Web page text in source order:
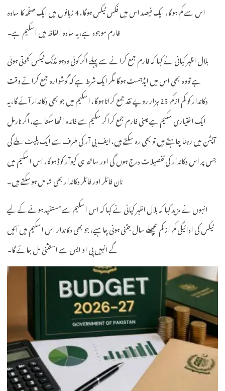
اس سے کم ہوگا، ایک فیصد اس میں فکس ٹیکس ہوگا، 4 زبانوں میں ایک صفحہ کا سادہ
فارم موجود ہے، یہ سادہ الفاظ میں اسکیم ہے۔
بلال اظہر کیانی نے کہا کہ فارم جمع کرانے سے پہلے اگر کوئی ودہولڈنگ ٹیکس کٹوتی ہوئی
ہے تووہ بھی اس میں ایڈجسٹ ہوگا مگر ایک شرط ہے کہ گوشوارہ جمع کراتے وقت
دکاندار کو کم ازکم 25 ہزار روپے نقد جمع کرانا ہوگا، اسکیم میں جو بھی دکاندار آئے گا، یہ
ایک اختیاری سکیم ہے یعنی فارم جمع کراکر سکیم سے فائدہ اٹھاسکتا ہے، اگر نارمل
آپشن میں رہنا چاہتے ہیں تو بھی رہ سکتے ہیں، ایف بی آر کی طرف سے ایک پلیٹ ملے گی
جس پر اس دکاندار کی تفصیلات درج ہوں گی اور ساتھ ہی کیوآر کوڈ ہوگا، اس اسکیم میں
نان فائلر اور فائلر دکاندار بھی شامل ہوسکتے ہیں۔
انہوں نے مزید کہا کہ بلال اظہر کیانی نے کہا کہ اس اسکیم سے مستفید ہونے کے لیے
ٹیکس کی ادائیگی کم از کم پچھلے سال جتنی ہونی چاہیے، جو بھی دکاندار اس اسکیم میں آئیں
گے انہیں پی او ایس سے استثنیٰ مل جائے گا۔